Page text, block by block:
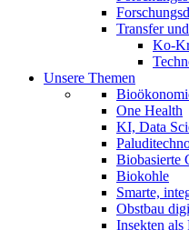
Transfer
Ko-
Unsere Themen
One Health
KI, Data
Biobasierte
Biokohle
Smarte,
Obstbau
Insekten